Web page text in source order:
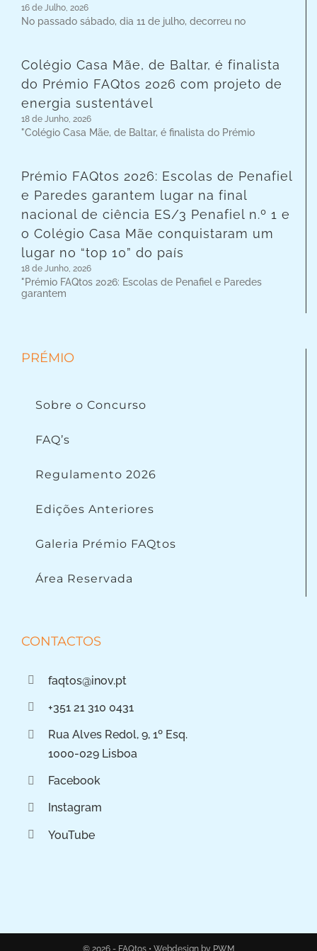
16 de Julho, 2026
No passado sábado, dia 11 de julho, decorreu no
Colégio Casa Mãe, de Baltar, é finalista
do Prémio FAQtos 2026 com projeto de
energia sustentável
18 de Junho, 2026
"Colégio Casa Mãe, de Baltar, é finalista do Prémio
Prémio FAQtos 2026: Escolas de Penafiel
e Paredes garantem lugar na final
nacional de ciência ES/3 Penafiel n.º 1 e
o Colégio Casa Mãe conquistaram um
lugar no “top 10” do país
18 de Junho, 2026
"Prémio FAQtos 2026: Escolas de Penafiel e Paredes
garantem
PRÉMIO
Sobre o Concurso
FAQ’s
Regulamento 2026
Edições Anteriores
Galeria Prémio FAQtos
Área Reservada
CONTACTOS
faqtos@inov.pt
+351 21 310 0431
Rua Alves Redol, 9, 1º Esq.
1000-029 Lisboa
Facebook
Instagram
YouTube
© 2026 - FAQtos • Webdesign by PWM